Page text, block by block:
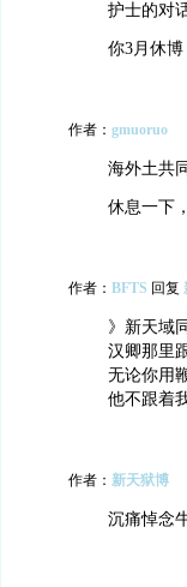
护士的对
你3月休博
作者： gmuoruo
海外土共
休息一下
作者： BFTS 回复
》新天域
汉卿那里
无论你用
他不跟着
作者： 新天狱博
沉痛悼念